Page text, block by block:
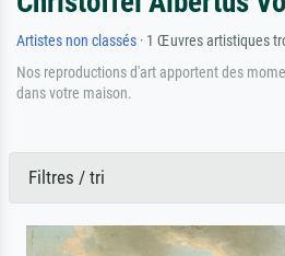
Artistes non classés · 1 Œuvres artistiques
Nos reproductions d'art apportent des
dans votre maison.
Filtres / tri